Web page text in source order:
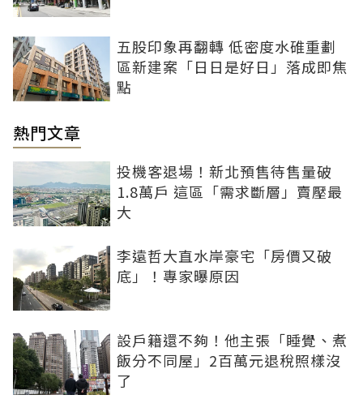
五股印象再翻轉 低密度水碓重劃
區新建案「日日是好日」落成即焦
點
熱門文章
投機客退場！新北預售待售量破
1.8萬戶 這區「需求斷層」賣壓最
大
李遠哲大直水岸豪宅「房價又破
底」！專家曝原因
設戶籍還不夠！他主張「睡覺、煮
飯分不同屋」2百萬元退稅照樣沒
了